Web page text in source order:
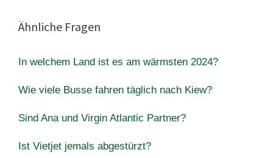
Ähnliche Fragen
In welchem Land ist es am wärmsten 2024?
Wie viele Busse fahren täglich nach Kiew?
Sind Ana und Virgin Atlantic Partner?
Ist Vietjet jemals abgestürzt?